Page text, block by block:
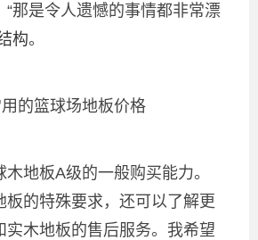
“那是令人遗憾的事情都非常漂
构。
地板A级的一般购买能力。
板的特殊要求，还可以了解更
实木地板的售后服务。我希望